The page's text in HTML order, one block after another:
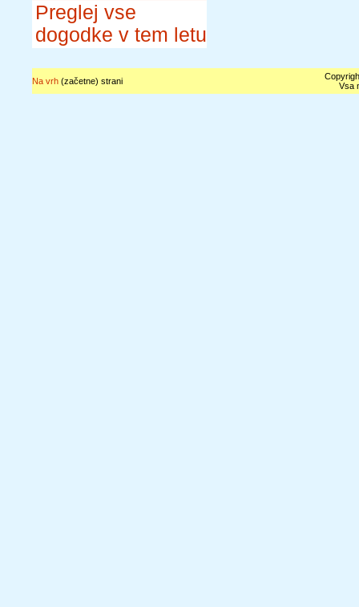
Preglej vse
dogodke v tem letu
Na vrh(začetne) strani
Vsa